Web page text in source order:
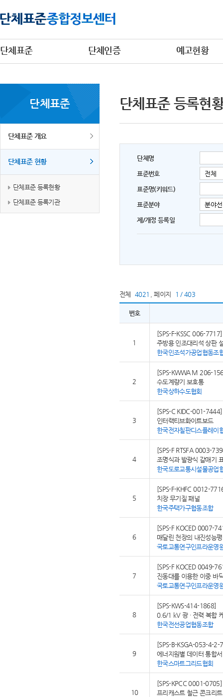
단체표준 단체인증 예고현황
단체표준
단체표준 개요
단체표준 현황
단체표준 등록현황
단체표준 등록기관
단체표준 등록현
단체명
표준번호
표준명(키워드)
표준분야
제/개정 등록일
전체 4021 페이지 1 / 403
번호
1
[SPS-F-KSSC 006-7717]
주방용 인조대리석 상판
한국인조석가공업협동조
2
[SPS-KWWA M 206-
수도계량기 보호통
한국상하수도협회
3
[SPS-C KIDC-001-7444]
인터랙티브화이트보드
한국전자칠판디스플레이
4
[SPS-F RTSFA 0003-
조명식과 발광식 갈매기
한국도로교통시설물공업
5
[SPS-F-KHFC 0012-
치장 무기질 패널
한국주택가구협동조합
6
[SPS-F KOCED 0007-
매달린 천장의 내진성능
국토교통연구인프라운영
7
[SPS-F KOCED 0049-
진동대를 이용한 이중 바
국토교통연구인프라운영
8
[SPS-KWS-414-1868]
0.6/1 kV 광 ∙ 전력 복합
한국전선공업협동조합
9
[SPS-B-KSGA-053-4-2-
에너지원별 데이터 통합
한국스마트그리드협회
10
[SPS-KPCC 0001-0705]
프리캐스트 철근 콘크리